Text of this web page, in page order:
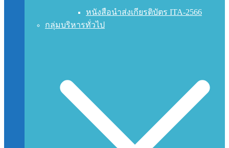
หนังสือนำส่งเกียรติบัตร ITA-2566
กลุ่มบริหารทั่วไป